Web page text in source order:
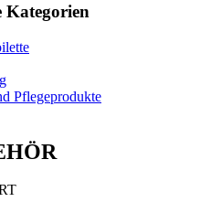
Kategorien
Pflegeprodukte